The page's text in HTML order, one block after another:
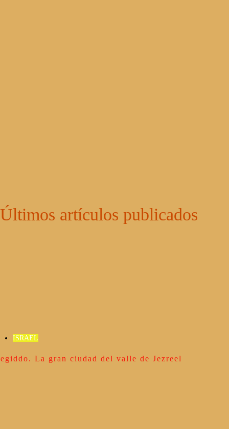
Últimos artículos publicados
ISRAEL
La gran ciudad del valle de Jezreel